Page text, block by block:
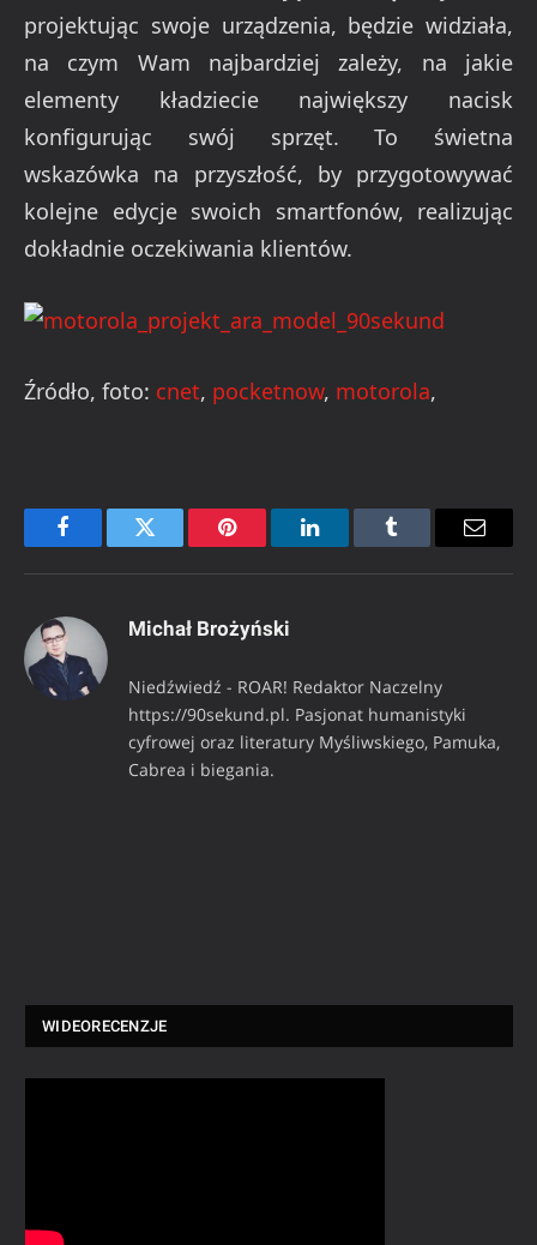
projektując swoje urządzenia, będzie widziała,
na czym Wam najbardziej zależy, na jakie
elementy kładziecie największy nacisk
konfigurując swój sprzęt. To świetna
wskazówka na przyszłość, by przygotowywać
kolejne edycje swoich smartfonów, realizując
dokładnie oczekiwania klientów.
Źródło, foto: cnet, pocketnow, motorola,
FacebookTwitter Pinterest LinkedInTumblr Email
Michał Brożyński
Niedźwiedź - ROAR! Redaktor Naczelny
https://90sekund.pl. Pasjonat humanistyki
cyfrowej oraz literatury Myśliwskiego, Pamuka,
Cabrea i biegania.
WIDEORECENZJE